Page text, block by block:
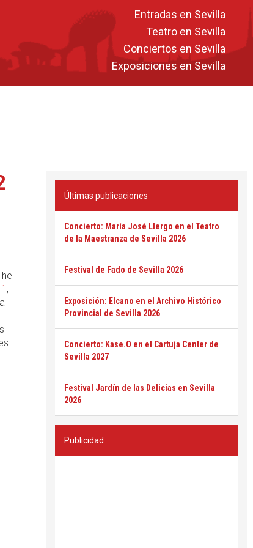
Entradas en Sevilla
Teatro en Sevilla
Conciertos en Sevilla
Exposiciones en Sevilla
,
Últimas publicaciones
Concierto: María José Llergo en el Teatro
de la Maestranza de Sevilla 2026
Festival de Fado de Sevilla 2026
Exposición: Elcano en el Archivo Histórico
Provincial de Sevilla 2026
Concierto: Kase.O en el Cartuja Center de
Sevilla 2027
Festival Jardín de las Delicias en Sevilla
2026
Publicidad